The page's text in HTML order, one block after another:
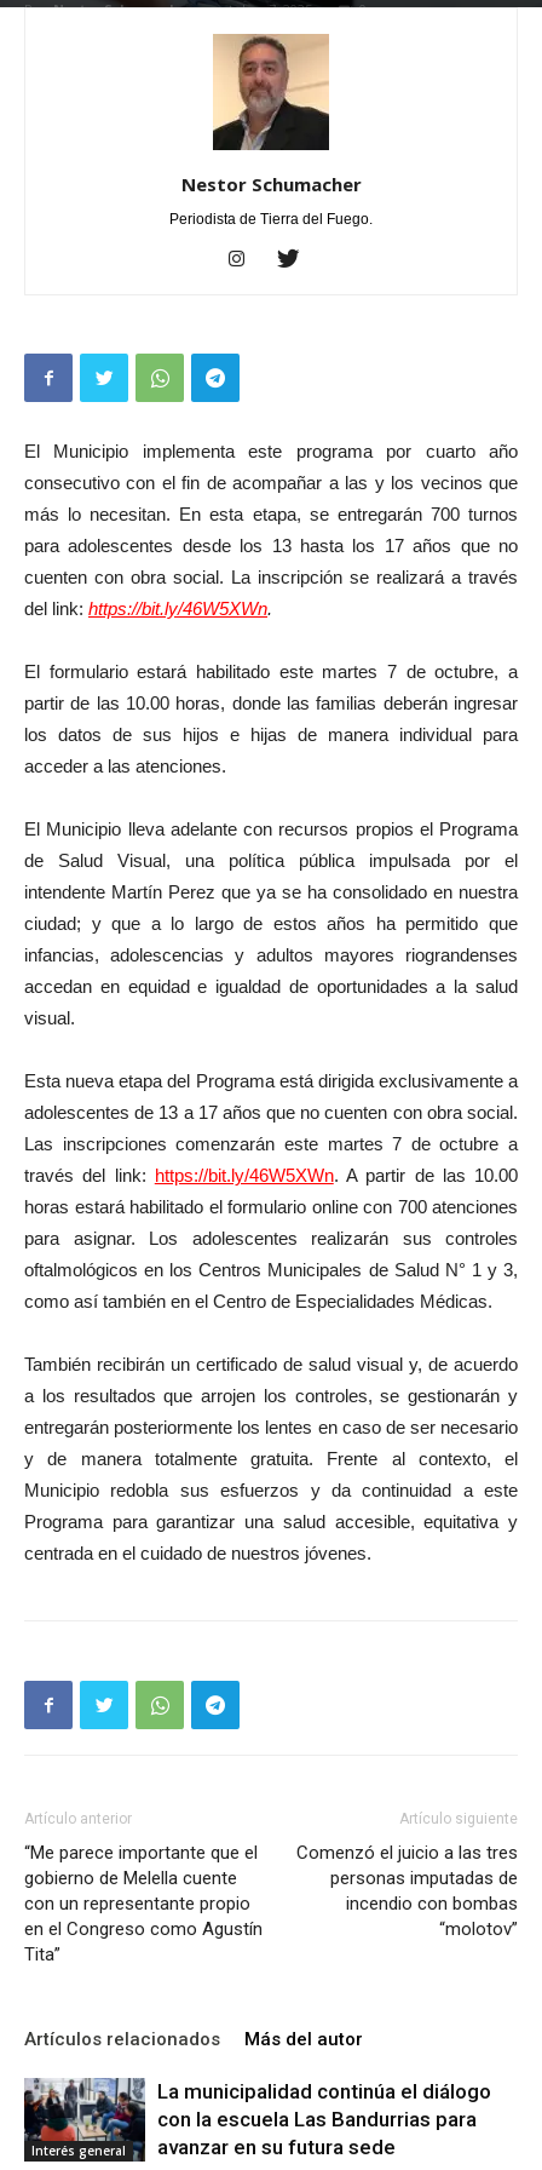
Por Nestor Schumacher - octubre 7, 2025 0
Nestor Schumacher
Periodista de Tierra del Fuego.
El Municipio implementa este programa por cuarto año
consecutivo con el fin de acompañar a las y los vecinos que
más lo necesitan. En esta etapa, se entregarán 700 turnos
para adolescentes desde los 13 hasta los 17 años que no
cuenten con obra social. La inscripción se realizará a través
del link: https://bit.ly/46W5XWn.
El formulario estará habilitado este martes 7 de octubre, a
partir de las 10.00 horas, donde las familias deberán ingresar
los datos de sus hijos e hijas de manera individual para
acceder a las atenciones.
El Municipio lleva adelante con recursos propios el Programa
de Salud Visual, una política pública impulsada por el
intendente Martín Perez que ya se ha consolidado en nuestra
ciudad; y que a lo largo de estos años ha permitido que
infancias, adolescencias y adultos mayores riograndenses
accedan en equidad e igualdad de oportunidades a la salud
visual.
Esta nueva etapa del Programa está dirigida exclusivamente a
adolescentes de 13 a 17 años que no cuenten con obra social.
Las inscripciones comenzarán este martes 7 de octubre a
través del link: https://bit.ly/46W5XWn. A partir de las 10.00
horas estará habilitado el formulario online con 700 atenciones
para asignar. Los adolescentes realizarán sus controles
oftalmológicos en los Centros Municipales de Salud N° 1 y 3,
como así también en el Centro de Especialidades Médicas.
También recibirán un certificado de salud visual y, de acuerdo
a los resultados que arrojen los controles, se gestionarán y
entregarán posteriormente los lentes en caso de ser necesario
y de manera totalmente gratuita. Frente al contexto, el
Municipio redobla sus esfuerzos y da continuidad a este
Programa para garantizar una salud accesible, equitativa y
centrada en el cuidado de nuestros jóvenes.
Artículo anterior
“Me parece importante que el
gobierno de Melella cuente
con un representante propio
en el Congreso como Agustín
Tita”
Artículo siguiente
Comenzó el juicio a las tres
personas imputadas de
incendio con bombas
“molotov”
Artículos relacionados Más del autor
Interés general
La municipalidad continúa el diálogo
con la escuela Las Bandurrias para
avanzar en su futura sede